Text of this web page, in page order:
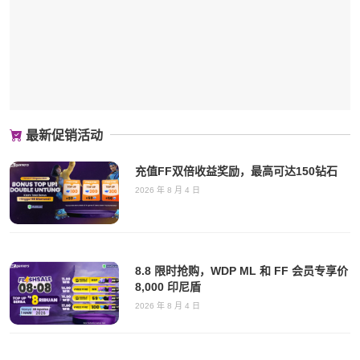
最新促销活动
充值FF双倍收益奖励，最高可达150钻石
2026 年 8 月 4 日
8.8 限时抢购，WDP ML 和 FF 会员专享价
8,000 印尼盾
2026 年 8 月 4 日